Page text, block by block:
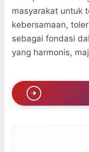
masyarakat untuk
kebersamaan,
sebagai fondasi
yang harmonis,